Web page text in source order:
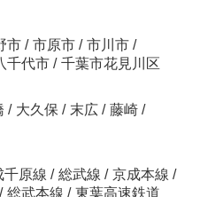
市 / 市原市 / 市川市 /
千代市 / 千葉市花見川区
/ 大久保 / 末広 / 藤崎 /
千原線 / 総武線 / 京成本線 /
/ 総武本線 / 東葉高速鉄道